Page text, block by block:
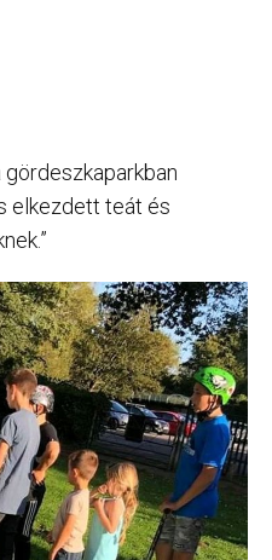
gördeszkaparkban
elkezdett teát és